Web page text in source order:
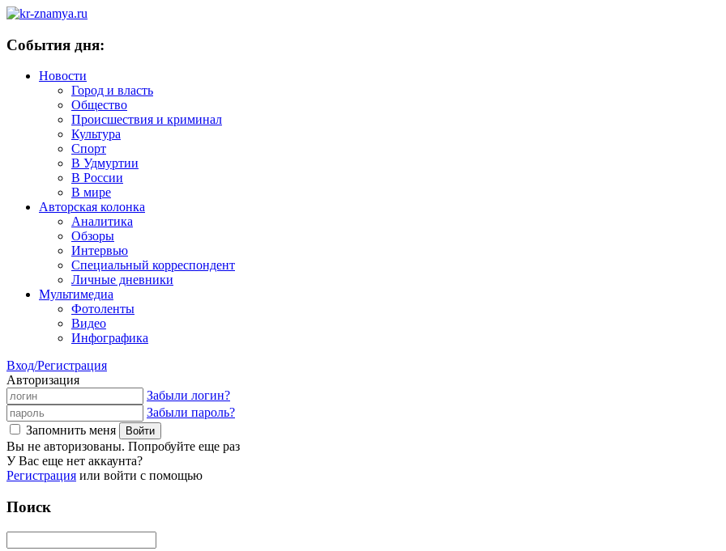
События дня:
Новости
Город и власть
Общество
Происшествия и криминал
Культура
Спорт
В Удмуртии
В России
В мире
Авторская колонка
Аналитика
Обзоры
Интервью
Специальный корреспондент
Личные дневники
Мультимедиа
Фотоленты
Видео
Инфографика
Вход/Регистрация
Авторизация
Забыли логин?
Забыли пароль?
Запомнить меня
Вы не авторизованы. Попробуйте еще раз
У Вас еще нет аккаунта?
Регистрация или войти с помощью
Поиск